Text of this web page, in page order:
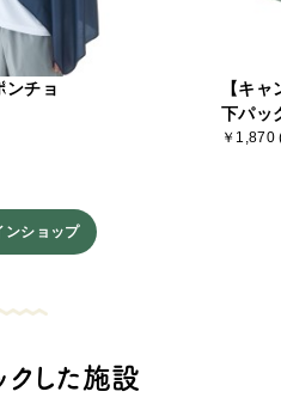
ンチョ
【キ
下パッ
￥1,870
ンショップ
クした施設